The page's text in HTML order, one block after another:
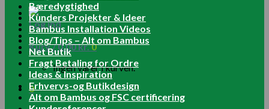
Log ind
Kurv /0.00kr.0
Ingen varer i kurven.
0
Bæredygtighed
Kunders Projekter & Ideer
Bambus Installation Videos
Blog/Tips – Alt om Bambus
Net Butik
Fragt Betaling for Ordre
Ideas & Inspiration
Erhvervs-og Butikdesign
Alt om Bambus og FSC certificering